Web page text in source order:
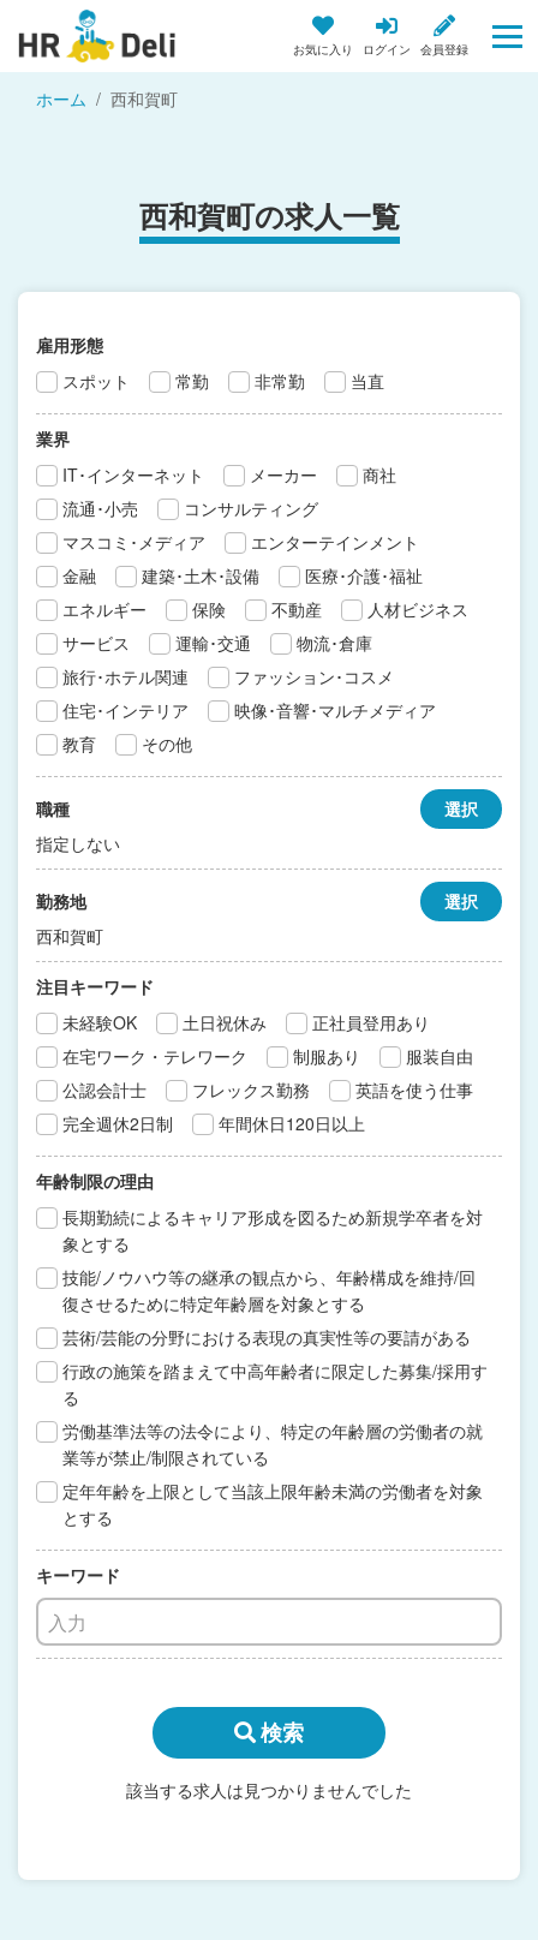
お気に入り ログイン 会員登録
ホーム 西和賀町
西和賀町の求人一覧
雇用形態
スポット
常勤 非常勤 当直
業界
IT･インターネット
メーカー
商社
流通･小売
コンサルティング
マスコミ･メディア
エンターテインメント
金融
建築･土木･設備
医療･介護･福祉
エネルギー
保険 不動産
人材ビジネス
サービス
運輸･交通
物流･倉庫
旅行･ホテル関連
ファッション･コスメ
住宅･インテリア
映像･音響･マルチメディア
教育
その他
職種
指定しない
選択
勤務地
西和賀町
選択
注目キーワード
未経験OK
土日祝休み
正社員登用あり
在宅ワーク・テレワーク
制服あり
服装自由
公認会計士
フレックス勤務
英語を使う仕事
完全週休2日制
年間休日120日以上
年齢制限の理由
長期勤続によるキャリア形成を図るため新規学卒者を対
象とする
技能/ノウハウ等の継承の観点から、年齢構成を維持/回
復させるために特定年齢層を対象とする
芸術/芸能の分野における表現の真実性等の要請がある
行政の施策を踏まえて中高年齢者に限定した募集/採用す
る
労働基準法等の法令により、特定の年齢層の労働者の就
業等が禁止/制限されている
定年年齢を上限として当該上限年齢未満の労働者を対象
とする
キーワード
検索
該当する求人は見つかりませんでした